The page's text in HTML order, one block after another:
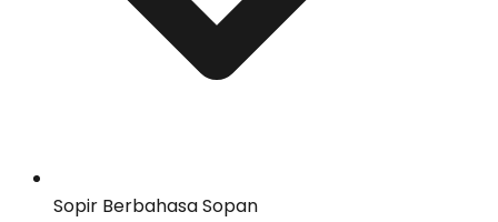
Sopir Berbahasa Sopan